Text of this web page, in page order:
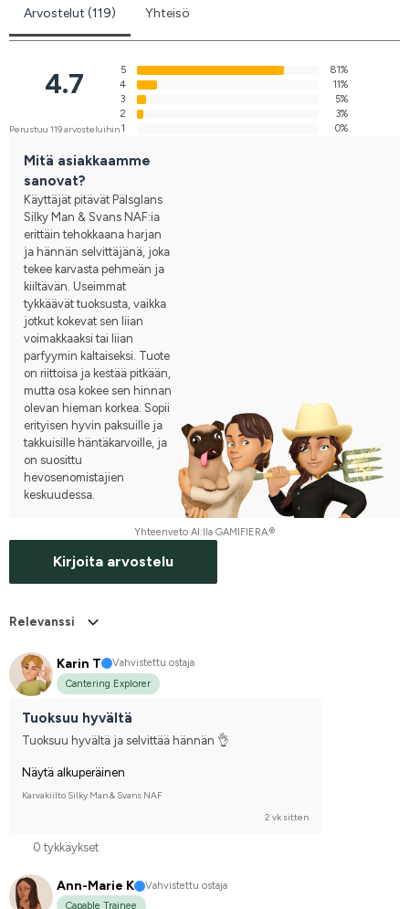
Arvostelut (119) Yhteisö
4.7
Perustuu 119 arvosteluihin
5
81%
4
11%
3
5%
2
3%
1
0%
Mitä asiakkaamme
sanovat?
Käyttäjät pitävät Pälsglans
Silky Man & Svans NAF:ia
erittäin tehokkaana harjan
ja hännän selvittäjänä, joka
tekee karvasta pehmeän ja
kiiltävän. Useimmat
tykkäävät tuoksusta, vaikka
jotkut kokevat sen liian
voimakkaaksi tai liian
parfyymin kaltaiseksi. Tuote
on riittoisa ja kestää pitkään,
mutta osa kokee sen hinnan
olevan hieman korkea. Sopii
erityisen hyvin paksuille ja
takkuisille häntäkarvoille, ja
on suosittu
hevosenomistajien
keskuudessa.
Yhteenveto AI:lla GAMIFIERA.®
Kirjoita arvostelu
Relevanssi
Karin T
Vahvistettu ostaja
Cantering Explorer
Tuoksuu hyvältä
Tuoksuu hyvältä ja selvittää hännän 👌
Näytä alkuperäinen
Karvakiilto Silky Man & Svans NAF
2 vk sitten
0 tykkäykset
Ann-Marie K
Vahvistettu ostaja
Capable Trainee